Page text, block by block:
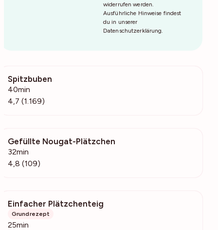
widerrufen werden.
Ausführliche Hinweise findest
du in unserer
Datenschutzerklärung.
Spitzbuben
40min
4,7 (1.169)
Gefüllte Nougat-Plätzchen
32min
4,8 (109)
Einfacher Plätzchenteig
Grundrezept
25min